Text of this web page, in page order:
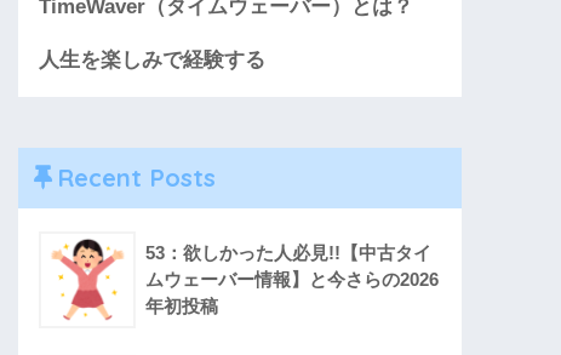
TimeWaver（タイムウェーバー）とは？
人生を楽しみで経験する
Recent Posts
53：欲しかった人必見!!【中古タイ
ムウェーバー情報】と今さらの2026
年初投稿